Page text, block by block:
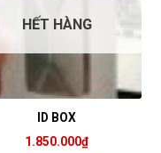
HẾT HÀNG
ID BOX
1.850.000₫